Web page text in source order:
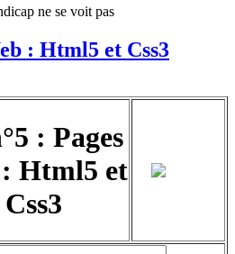
ne se voit pas
: Html5 et Css3
: Pages
Html5 et
Css3